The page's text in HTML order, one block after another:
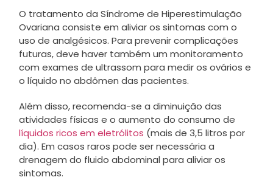
O tratamento da Síndrome de Hiperestimulação
Ovariana consiste em aliviar os sintomas com o
uso de analgésicos. Para prevenir complicações
futuras, deve haver também um monitoramento
com exames de ultrassom para medir os ovários e
o líquido no abdômen das pacientes.
Além disso, recomenda-se a diminuição das
atividades físicas e o aumento do consumo de
líquidos ricos em eletrólitos (mais de 3,5 litros por
dia). Em casos raros pode ser necessária a
drenagem do fluido abdominal para aliviar os
sintomas.